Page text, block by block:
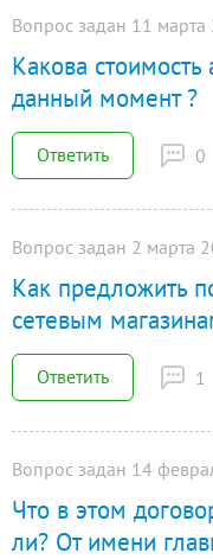
Вопрос задан 11
Какова
данный момент ?
Ответить 0
Вопрос задан 2 марта
Как предложить
сетевым
Ответить 1
Вопрос задан 14
Что в этом
ли? От имени